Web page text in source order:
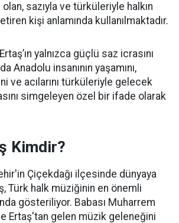
olan, sazıyla ve türküleriyle halkın
kişi anlamında kullanılmaktadır.
yalnızca güçlü saz icrasını
Anadolu insanının yaşamını,
ve acılarını türküleriyle gelecek
simgeleyen özel bir ifade olarak
Kimdir?
Çiçekdağı ilçesinde dünyaya
Türk halk müziğinin en önemli
gösteriliyor. Babası Muharrem
Ertaş'tan gelen müzik geleneğini